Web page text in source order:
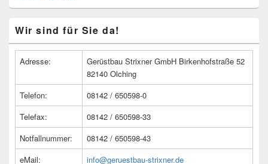
Seitenleisten
Widget-
Wir sind für Sie da!
Adresse:
Gerüstbau Strixner GmbH Birkenhofstraße 52
82140 Olching
Telefon:
08142 / 650598-0
Telefax:
08142 / 650598-33
Notfallnummer:
08142 / 650598-43
eMail:
info@geruestbau-strixner.de